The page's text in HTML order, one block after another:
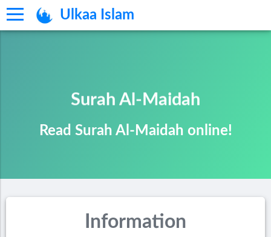
Ulkaa Islam
Surah Al-Maidah
Read Surah Al-Maidah online!
Information